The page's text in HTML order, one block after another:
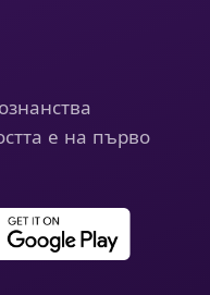
е на първо